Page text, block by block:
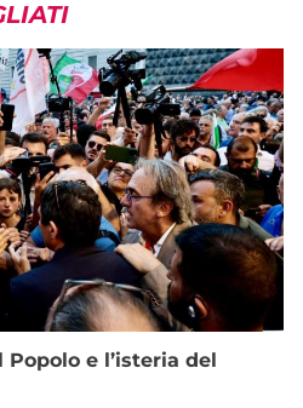
e l’isteria del